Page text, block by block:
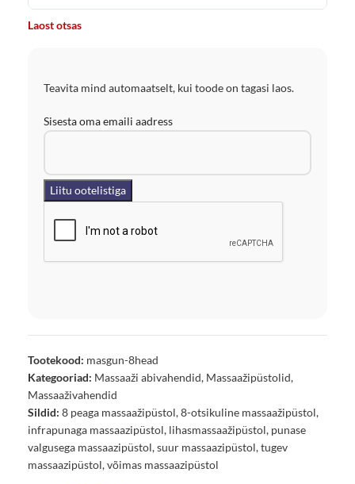
Laost otsas
Teavita mind automaatselt, kui toode on tagasi laos.
Sisesta oma emaili aadress
Tootekood: masgun-8head
Kategooriad: Massaaži abivahendid, Massaažipüstolid,
Massaaživahendid
Sildid: 8 peaga massaažipüstol,8-otsikuline massaažipüstol,
infrapunaga massaazipüstol, lihasmassaažipüstol, punase
valgusega massaazipüstol,suur massaazipüstol,tugev
massaazipüstol,võimas massaazipüstol